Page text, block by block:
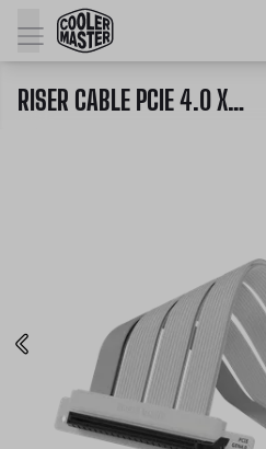
RISER CABLE PCIE 4.0 X16 - 300MM